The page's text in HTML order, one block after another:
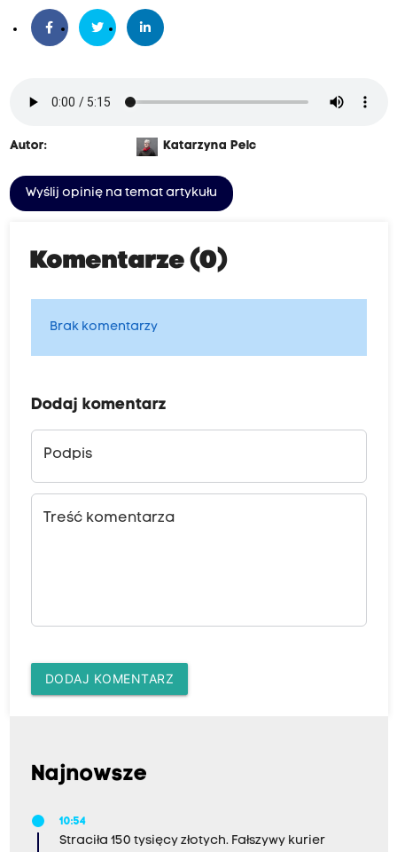
Autor: Katarzyna Pelc
Wyślij opinię na temat artykułu
Komentarze (0)
Brak komentarzy
Dodaj komentarz
Podpis
Treść komentarza
DODAJ KOMENTARZ
Najnowsze
10:54
Straciła 150 tysięcy złotych. Fałszywy kurier